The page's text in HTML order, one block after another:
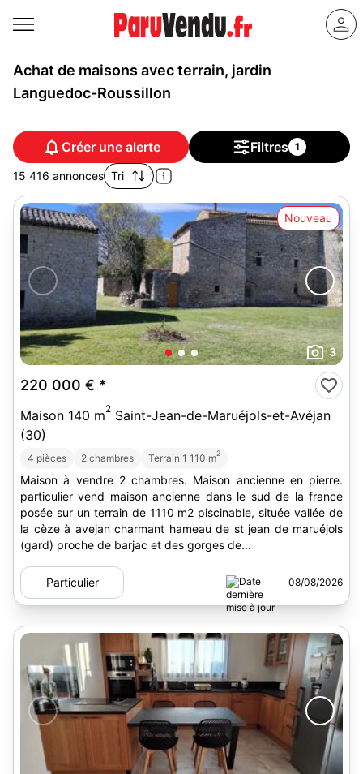
Achat de maisons avec terrain, jardin
Languedoc-Roussillon
Créer une alerte Filtres 1
15 416 annonces Tri
Nouveau
3
220 000 € *
Maison 140 m2 Saint-Jean-de-Maruéjols-et-Avéjan
(30)
4 pièces 2 chambres Terrain 1 110 m2
Maison à vendre 2 chambres. Maison ancienne en pierre.
particulier vend maison ancienne dans le sud de la france
posée sur un terrain de 1110 m2 piscinable, située vallée de
la cèze à avejan charmant hameau de st jean de maruéjols
(gard) proche de barjac et des gorges de...
Particulier 08/08/2026